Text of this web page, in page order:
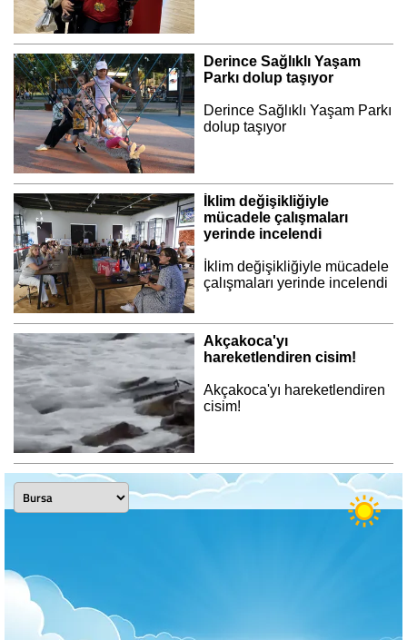
Derince Sağlıklı Yaşam
Parkı dolup taşıyor
Derince Sağlıklı Yaşam Parkı
dolup taşıyor
İklim değişikliğiyle
mücadele çalışmaları
yerinde incelendi
İklim değişikliğiyle mücadele
çalışmaları yerinde incelendi
Akçakoca'yı
hareketlendiren cisim!
Akçakoca'yı hareketlendiren
cisim!